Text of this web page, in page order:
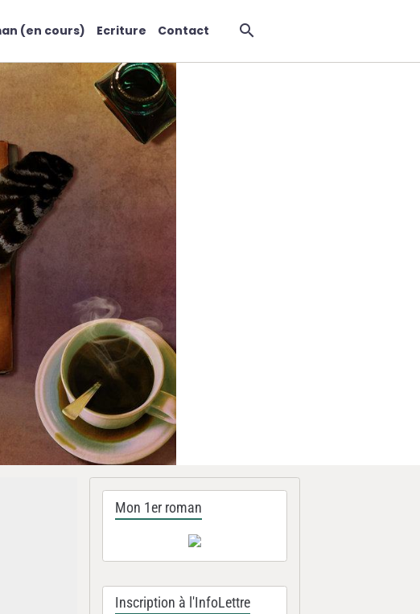
(en cours) Ecriture Contact
Mon 1er roman
Inscription à l'InfoLettre